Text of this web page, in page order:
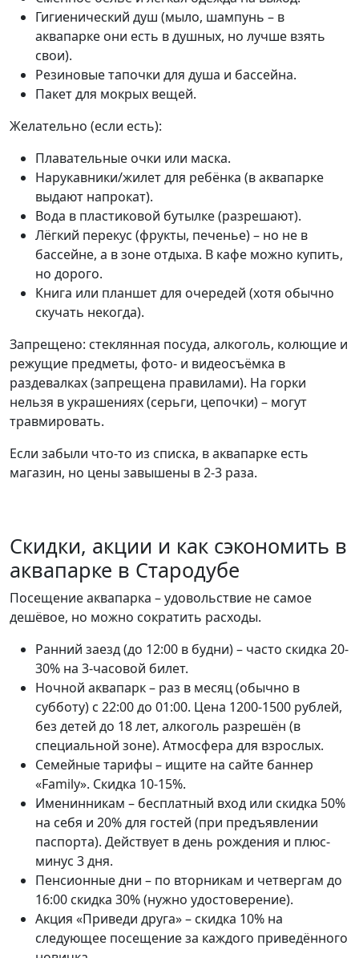
Гигиенический душ (мыло, шампунь – в
аквапарке они есть в душных, но лучше взять
свои).
Резиновые тапочки для душа и бассейна.
Пакет для мокрых вещей.
Желательно (если есть):
Плавательные очки или маска.
Нарукавники/жилет для ребёнка (в аквапарке
выдают напрокат).
Вода в пластиковой бутылке (разрешают).
Лёгкий перекус (фрукты, печенье) – но не в
бассейне, а в зоне отдыха. В кафе можно купить,
но дорого.
Книга или планшет для очередей (хотя обычно
скучать некогда).
Запрещено: стеклянная посуда, алкоголь, колющие и
режущие предметы, фото- и видеосъёмка в
раздевалках (запрещена правилами). На горки
нельзя в украшениях (серьги, цепочки) – могут
травмировать.
Если забыли что-то из списка, в аквапарке есть
магазин, но цены завышены в 2-3 раза.
Скидки, акции и как сэкономить в
аквапарке в Стародубе
Посещение аквапарка – удовольствие не самое
дешёвое, но можно сократить расходы.
Ранний заезд (до 12:00 в будни) – часто скидка 20-
30% на 3-часовой билет.
Ночной аквапарк – раз в месяц (обычно в
субботу) с 22:00 до 01:00. Цена 1200-1500 рублей,
без детей до 18 лет, алкоголь разрешён (в
специальной зоне). Атмосфера для взрослых.
Семейные тарифы – ищите на сайте баннер
«Family». Скидка 10-15%.
Именинникам – бесплатный вход или скидка 50%
на себя и 20% для гостей (при предъявлении
паспорта). Действует в день рождения и плюс-
минус 3 дня.
Пенсионные дни – по вторникам и четвергам до
16:00 скидка 30% (нужно удостоверение).
Акция «Приведи друга» – скидка 10% на
следующее посещение за каждого приведённого